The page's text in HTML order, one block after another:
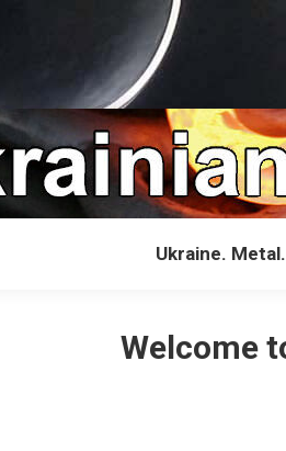
Ukraine.
Welcome